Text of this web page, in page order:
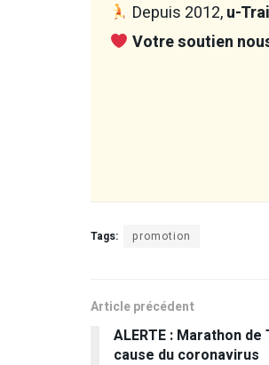
Depuis 2012,u-
Votre soutien
Tags: promotion
Article précédent
ALERTE : Marathon
cause du coronavirus